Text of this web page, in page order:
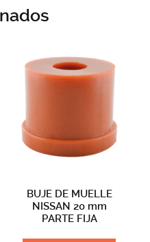
BUJE DE MUELLE
NISSAN 20 mm
PARTE FIJA